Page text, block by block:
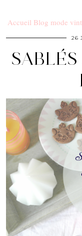
Accueil Blog mode
26